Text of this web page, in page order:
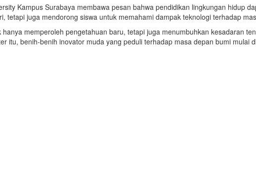
Kampus Surabaya membawa pesan bahwa pendidikan lingkungan hidup
tetapi juga mendorong siswa untuk memahami dampak teknologi terhadap
memperoleh pengetahuan baru, tetapi juga menumbuhkan kesadaran
itu, benih-benih inovator muda yang peduli terhadap masa depan bumi mulai